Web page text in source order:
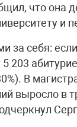
что она
и
за себя:
203
В
выросло в